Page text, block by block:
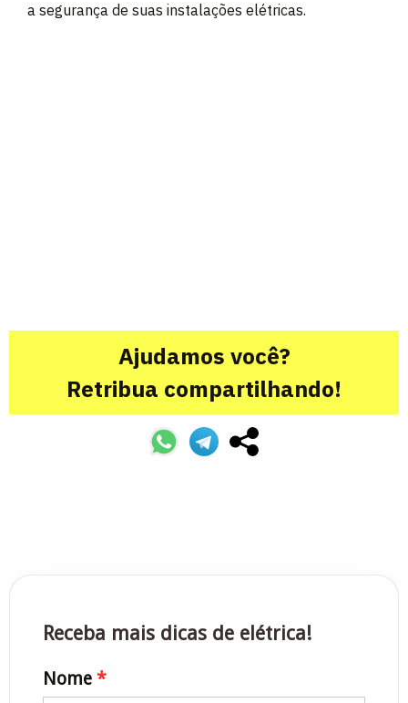
a segurança de suas instalações elétricas.
Ajudamos você?
Retribua compartilhando!
Receba mais dicas de elétrica!
Nome